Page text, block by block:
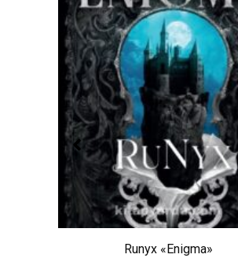
Runyx «Enigma»